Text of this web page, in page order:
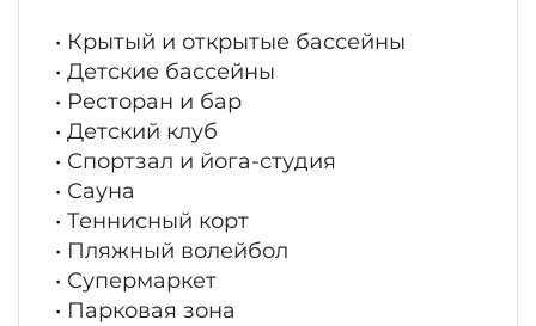
• Крытый и открытые бассейны
• Детские бассейны
• Ресторан и бар
• Детский клуб
• Спортзал и йога-студия
• Сауна
• Теннисный корт
• Пляжный волейбол
• Супермаркет
• Парковая зона